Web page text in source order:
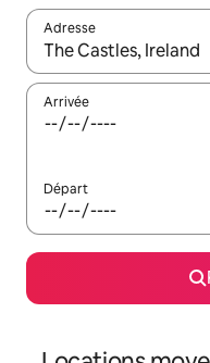
Adresse
Lorsque les résultats
Arrivée
Départ